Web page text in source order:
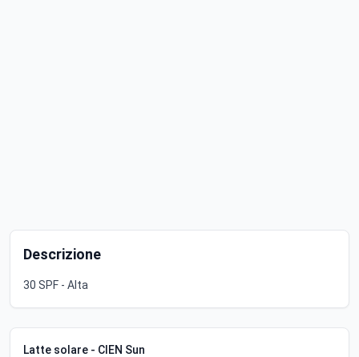
Descrizione
30 SPF - Alta
Latte solare - CIEN Sun